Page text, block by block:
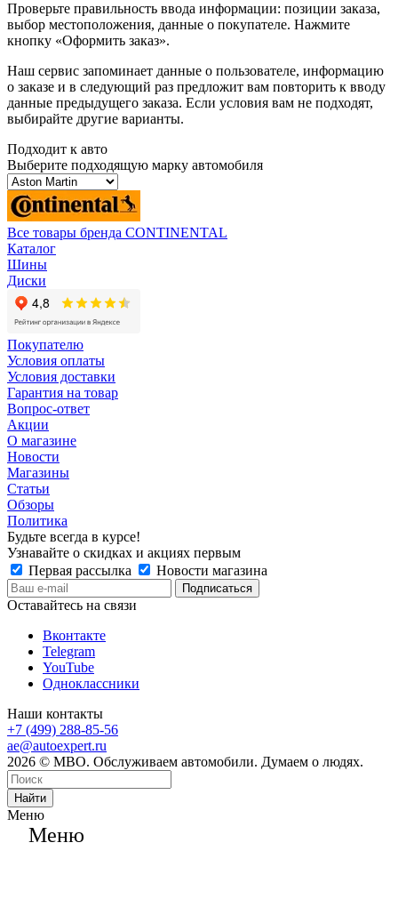
Проверьте правильность ввода информации: позиции заказа,
выбор местоположения, данные о покупателе. Нажмите
кнопку «Оформить заказ».
Наш сервис запоминает данные о пользователе, информацию
о заказе и в следующий раз предложит вам повторить к вводу
данные предыдущего заказа. Если условия вам не подходят,
выбирайте другие варианты.
Подходит к авто
Выберите подходящую марку автомобиля
Все товары бренда CONTINENTAL
Каталог
Шины
Диски
Покупателю
Условия оплаты
Условия доставки
Гарантия на товар
Вопрос-ответ
Акции
О магазине
Новости
Магазины
Статьи
Обзоры
Политика
Будьте всегда в курсе!
Узнавайте о скидках и акциях первым
Первая рассылка
Новости магазина
Оставайтесь на связи
Вконтакте
Telegram
YouTube
Одноклассники
Наши контакты
+7 (499) 288-85-56
ae@autoexpert.ru
2026 © МВО. Обслуживаем автомобили. Думаем о людях.
Найти
Меню
Меню